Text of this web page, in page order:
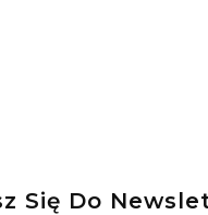
Się Do